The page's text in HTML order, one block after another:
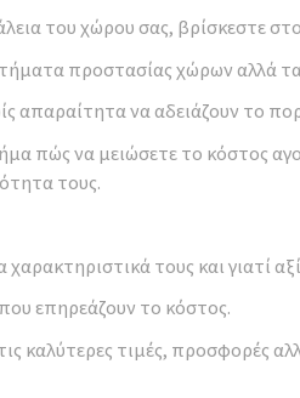
του χώρου σας, βρίσκεστε
προστασίας χώρων αλλά
απαραίτητα να αδειάζουν το
πώς να μειώσετε το κόστος
τους.
τους και γιατί
επηρεάζουν το κόστος.
καλύτερες τιμές, προσφορές